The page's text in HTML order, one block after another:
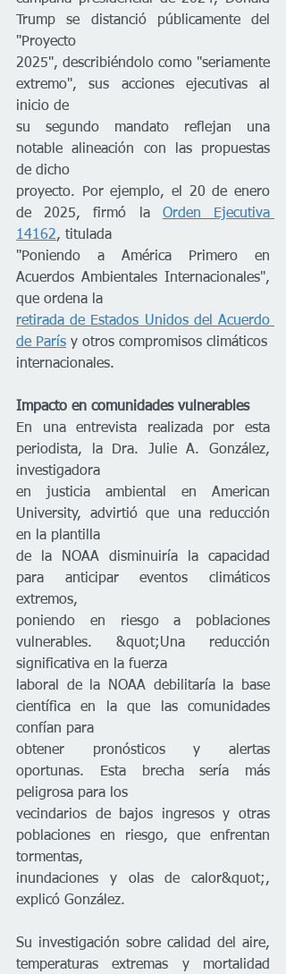
Trump se distanció públicamente del
"Proyecto
2025", describiéndolo como "seriamente
extremo", sus acciones ejecutivas al
inicio de
su segundo mandato reflejan una
notable alineación con las propuestas
de dicho
proyecto. Por ejemplo, el 20 de enero
de 2025, firmó la Orden Ejecutiva
14162, titulada
"Poniendo a América Primero en
Acuerdos Ambientales Internacionales",
que ordena la
retirada de Estados Unidos del Acuerdo
de París y otros compromisos climáticos
internacionales.
Impacto en comunidades vulnerables
En una entrevista realizada por esta
periodista, la Dra. Julie A. González,
investigadora
en justicia ambiental en American
University, advirtió que una reducción
en la plantilla
de la NOAA disminuiría la capacidad
para anticipar eventos climáticos
extremos,
poniendo en riesgo a poblaciones
vulnerables. &quot;Una reducción
significativa en la fuerza
laboral de la NOAA debilitaría la base
científica en la que las comunidades
confían para
obtener pronósticos y alertas
oportunas. Esta brecha sería más
peligrosa para los
vecindarios de bajos ingresos y otras
poblaciones en riesgo, que enfrentan
tormentas,
inundaciones y olas de calor&quot;,
explicó González.
Su investigación sobre calidad del aire,
temperaturas extremas y mortalidad